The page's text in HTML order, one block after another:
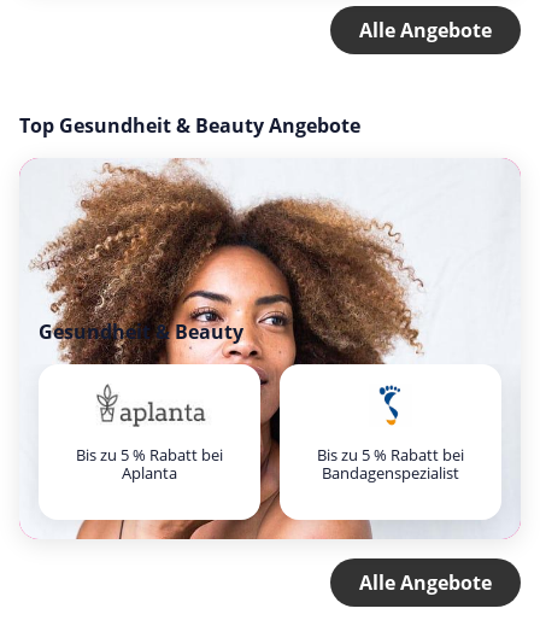
Alle Angebote
Top Gesundheit & Beauty Angebote
Gesundheit & Beauty
Bis zu 5 % Rabatt bei
Aplanta
Bis zu 5 % Rabatt bei
Bandagenspezialist
Alle Angebote